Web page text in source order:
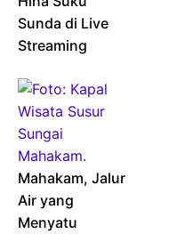
Sunda di Live
Streaming
Mahakam, Jalur
Air yang
Menyatu